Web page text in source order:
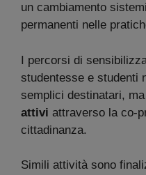
un cambiamento
permanenti nelle
I percorsi di
studentesse e studenti
semplici destinatari,
attivi attraverso la co-
cittadinanza.
Simili attività sono